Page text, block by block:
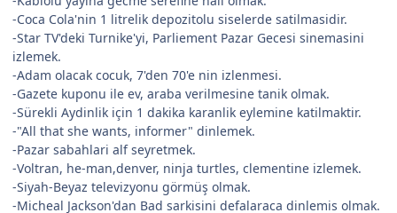
-Coca Cola'nin 1 litrelik depozitolu siselerde satilmasidir.
-Star TV'deki Turnike'yi, Parliement Pazar Gecesi sinemasini
izlemek.
-Adam olacak cocuk, 7'den 70'e nin izlenmesi.
-Gazete kuponu ile ev, araba verilmesine tanik olmak.
-Sürekli Aydinlik için 1 dakika karanlik eylemine katilmaktir.
-"All that she wants, informer" dinlemek.
-Pazar sabahlari alf seyretmek.
-Voltran, he-man,denver, ninja turtles, clementine izlemek.
-Siyah-Beyaz televizyonu görmüş olmak.
-Micheal Jackson'dan Bad sarkisini defalaraca dinlemis olmak.